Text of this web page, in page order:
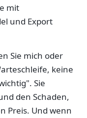
mit
und Export
Sie mich oder
keine
Sie
den Schaden,
Preis. Und wenn